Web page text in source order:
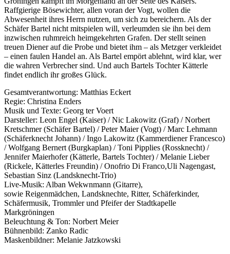
Raffgierige Bösewichter, allen voran der Vogt, wollen die
Abwesenheit ihres Herrn nutzen, um sich zu bereichern. Als der
Schäfer Bartel nicht mitspielen will, verleumden sie ihn bei dem
inzwischen ruhmreich heimgekehrten Grafen. Der stellt seinen
treuen Diener auf die Probe und bietet ihm – als Metzger verkleidet
– einen faulen Handel an. Als Bartel empört ablehnt, wird klar, wer
die wahren Verbrecher sind. Und auch Bartels Tochter Kätterle
findet endlich ihr großes Glück.
Gesamtverantwortung: Matthias Eckert
Regie: Christina Enders
Musik und Texte: Georg ter Voert
Darsteller: Leon Engel (Kaiser) / Nic Lakowitz (Graf) / Norbert
Kretschmer (Schäfer Bartel) / Peter Maier (Vogt) / Marc Lehmann
(Schäferknecht Johann) / Ingo Lakowitz (Kammerdiener Francesco)
/ Wolfgang Bernert (Burgkaplan) / Toni Pipplies (Rossknecht) /
Jennifer Maierhofer (Kätterle, Bartels Tochter) / Melanie Lieber
(Rickele, Kätterles Freundin) / Onofrio Di Franco,Uli Nagengast,
Sebastian Sinz (Landsknecht-Trio)
Live-Musik: Alban Wekwnmann (Gitarre),
sowie Reigenmädchen, Landsknechte, Ritter, Schäferkinder,
Schäfermusik, Trommler und Pfeifer der Stadtkapelle
Markgröningen
Beleuchtung & Ton: Norbert Meier
Bühnenbild: Zanko Radic
Maskenbildner: Melanie Jatzkowski